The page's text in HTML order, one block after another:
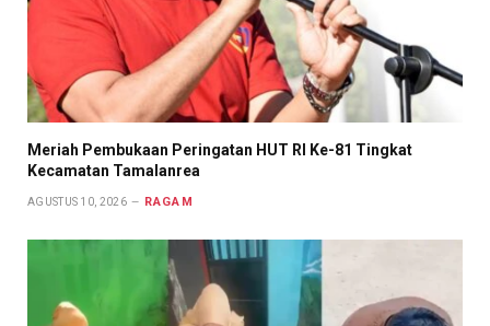
Meriah Pembukaan Peringatan HUT RI Ke-81 Tingkat
Kecamatan Tamalanrea
AGUSTUS 10, 2026 RAGAM